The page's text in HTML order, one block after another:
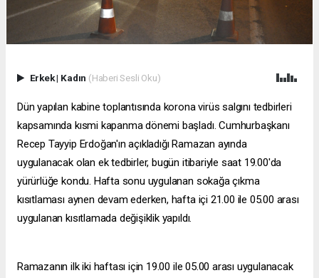
Erkek| Kadın (Haberi Sesli Oku)
Dün yapılan kabine toplantısında korona virüs salgını tedbirleri
kapsamında kısmi kapanma dönemi başladı. Cumhurbaşkanı
Recep Tayyip Erdoğan'ın açıkladığı Ramazan ayında
uygulanacak olan ek tedbirler, bugün itibariyle saat 19.00'da
yürürlüğe kondu. Hafta sonu uygulanan sokağa çıkma
kısıtlaması aynen devam ederken, hafta içi 21.00 ile 05.00 arası
uygulanan kısıtlamada değişiklik yapıldı.
Ramazanın ilk iki haftası için 19.00 ile 05.00 arası uygulanacak